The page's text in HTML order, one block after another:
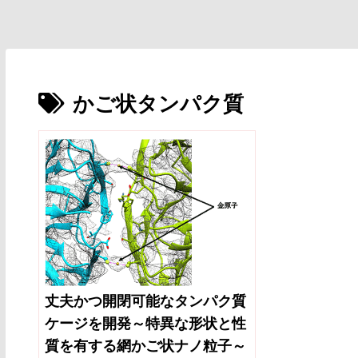
かご状タンパク質
丈夫かつ開閉可能なタンパク質
ケージを開発～特異な形状と性
質を有する網かご状ナノ粒子～